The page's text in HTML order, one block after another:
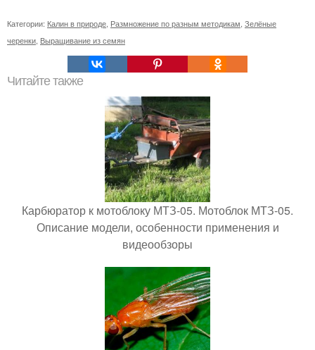
Категории: Калин в природе Размножение по разным методикам Зелёные
черенки Выращивание из семян
Читайте также
Карбюратор к мотоблоку МТЗ-05. Мотоблок МТЗ-05.
Описание модели, особенности применения и
видеообзоры